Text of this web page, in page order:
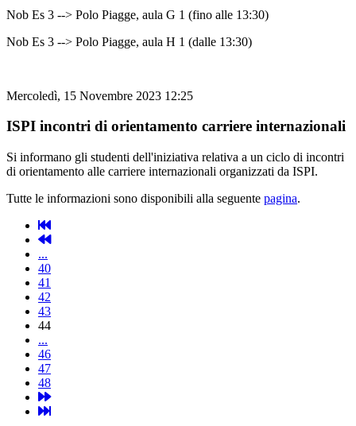
Nob Es 3 --> Polo Piagge, aula G 1 (fino alle 13:30)
Nob Es 3 --> Polo Piagge, aula H 1 (dalle 13:30)
Mercoledì, 15 Novembre 2023 12:25
ISPI incontri di orientamento carriere internazionali
Si informano gli studenti dell'iniziativa relativa a un ciclo di incontri
di orientamento alle carriere internazionali organizzati da ISPI.
Tutte le informazioni sono disponibili alla seguente pagina.
...
40
41
42
43
44
...
46
47
48